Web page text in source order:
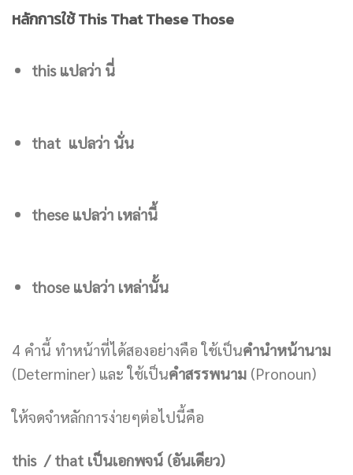
หลักการใช้ This That These Those
this แปลว่า นี่
that แปลว่า นั่น
these แปลว่า เหล่านี้
those แปลว่า เหล่านั้น
4 คำนี้ ทำหน้าที่ได้สองอย่างคือ ใช้เป็นคำนำหน้านาม
(Determiner) และ ใช้เป็นคำสรรพนาม (Pronoun)
ให้จดจำหลักการง่ายๆต่อไปนี้คือ
this / that เป็นเอกพจน์ (อันเดียว)